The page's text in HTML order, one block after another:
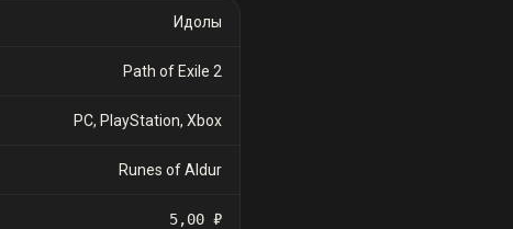
Идолы
Path of Exile 2
PC, PlayStation, Xbox
Runes of Aldur
5,00 ₽